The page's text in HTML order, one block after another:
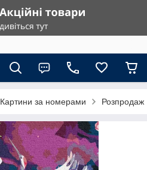
Картини за номерами Розпродаж